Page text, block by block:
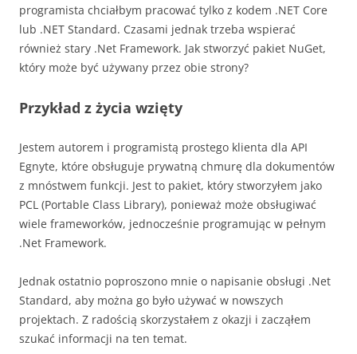
programista chciałbym pracować tylko z kodem .NET Core
lub .NET Standard. Czasami jednak trzeba wspierać
również stary .Net Framework. Jak stworzyć pakiet NuGet,
który może być używany przez obie strony?
Przykład z życia wzięty
Jestem autorem i programistą prostego klienta dla API
Egnyte, które obsługuje prywatną chmurę dla dokumentów
z mnóstwem funkcji. Jest to pakiet, który stworzyłem jako
PCL (Portable Class Library), ponieważ może obsługiwać
wiele frameworków, jednocześnie programując w pełnym
.Net Framework.
Jednak ostatnio poproszono mnie o napisanie obsługi .Net
Standard, aby można go było używać w nowszych
projektach. Z radością skorzystałem z okazji i zacząłem
szukać informacji na ten temat.